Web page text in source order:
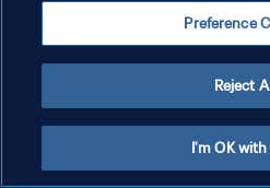
Preference
Reject
I'm OK